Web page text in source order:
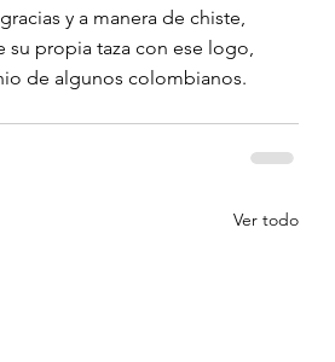
y a manera de chiste,
su propia taza con ese logo,
de algunos colombianos.
Ver todo